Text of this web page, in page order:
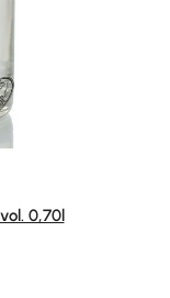
5 Sternen
0,70l